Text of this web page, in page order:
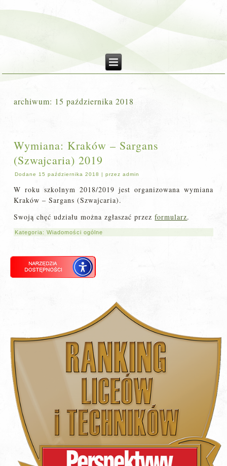
archiwum: 15 października 2018
Wymiana: Kraków – Sargans
(Szwajcaria) 2019
Dodane 15 października 2018 |przez admin
W roku szkolnym 2018/2019 jest organizowana wymiana
Kraków – Sargans (Szwajcaria).
Swoją chęć udziału można zgłaszać przezformularz.
Kategoria:Wiadomości ogólne